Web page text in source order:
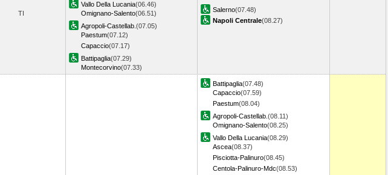
TI
Vallo Della Lucania(06.46)
Omignano-Salento(06.51)
Agropoli-Castellab. (07.05)
Paestum(07.12)
Capaccio(07.17)
Battipaglia(07.29)
Montecorvino(07.33)
Salerno(07.48)
Napoli Centrale(08.27)
Battipaglia(07.48)
Capaccio(07.59)
Paestum(08.04)
Agropoli-Castellab. (08.11)
Omignano-Salento(08.25)
Vallo Della Lucania(08.29)
Ascea(08.37)
Pisciotta-Palinuro(08.45)
Centola-Palinuro-Mdc(08.53)